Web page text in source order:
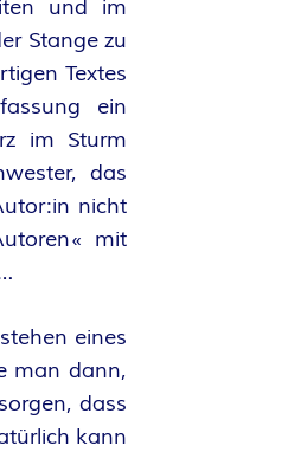
und im
Stange zu
Textes
ein
im Sturm
das
nicht
mit
eines
man dann,
dass
kann